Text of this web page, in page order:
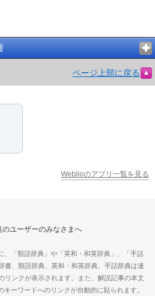
ページ上部に戻る
Weblioのアプリ一覧を見る
ユーザーのみなさまへ
、「類語辞典」や「英和・和英辞典」、「手話
書、類語辞典、英和・和英辞典、手話辞典は連
リンクが表示されます。また、解説記事の本文
ーワードへのリンクが自動的に貼られます。